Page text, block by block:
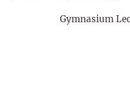
Gymnasium